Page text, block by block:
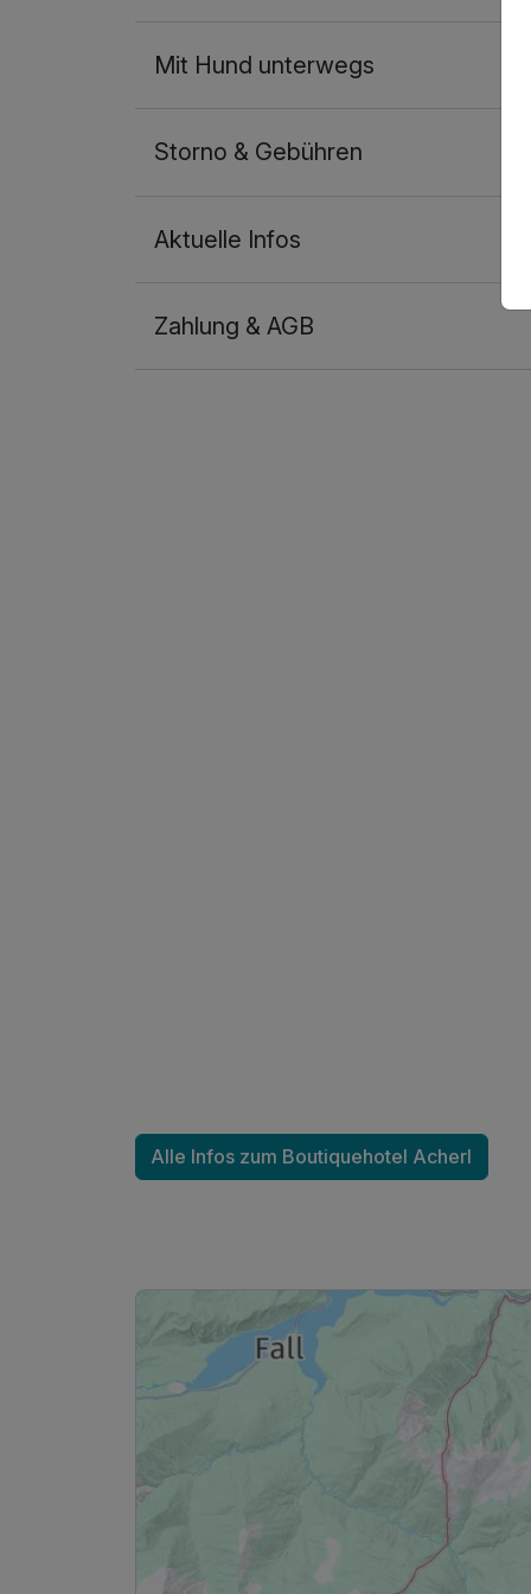
Für 7 Tage
Familienzimmer
2 Erwachsene und 3 Kinder
Mit Hund unterwegs
Storno & Gebühren
Aktuelle Infos
Zahlung & AGB
Alle Infos zum Boutiquehotel Acherl